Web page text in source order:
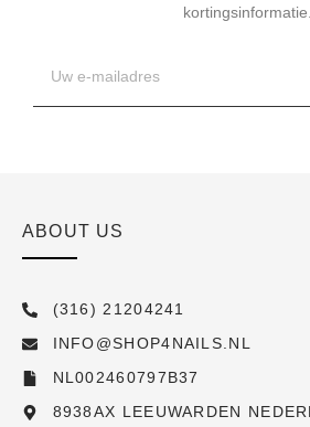
kortingsinformatie.
ABOUT US
(316) 21204241
INFO@SHOP4NAILS.NL
NL002460797B37
8938AX LEEUWARDEN